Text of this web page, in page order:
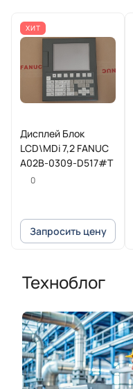
ХИТ
Дисплей Блок
LCD\MDi 7,2 FANUC
A02B-0309-D517#T
0
Запросить цену
Техноблог